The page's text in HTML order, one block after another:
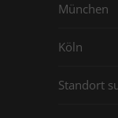
München
Köln
Standort